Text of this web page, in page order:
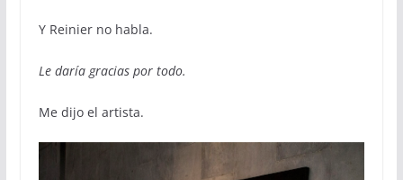
Y Reinier no habla.
Le daría gracias por todo.
Me dijo el artista.